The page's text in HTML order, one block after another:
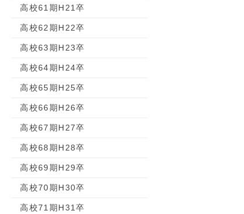
高校61期H21卒
高校62期H22卒
高校63期H23卒
高校64期H24卒
高校65期H25卒
高校66期H26卒
高校67期H27卒
高校68期H28卒
高校69期H29卒
高校70期H30卒
高校71期H31卒